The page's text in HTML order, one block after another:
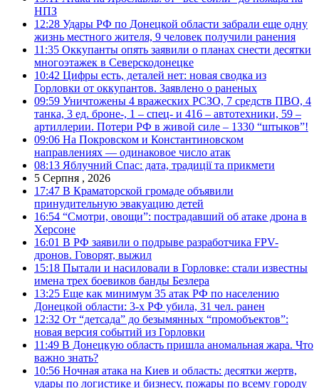
НПЗ
12:28 Удары РФ по Донецкой области забрали еще одну
жизнь местного жителя, 9 человек получили ранения
11:35 Оккупанты опять заявили о планах снести десятки
многоэтажек в Северскодонецке
10:42 Цифры есть, деталей нет: новая сводка из
Горловки от оккупантов. Заявлено о раненых
09:59 Уничтожены 4 вражеских РСЗО, 7 средств ПВО, 4
танка, 3 ед. броне-, 1 – спец- и 416 – автотехники, 59 –
артиллерии. Потери РФ в живой силе – 1330 “штыков”!
09:06 На Покровском и Константиновском
направлениях — одинаковое число атак
08:13 Яблучний Спас: дата, традиції та прикмети
5 Серпня , 2026
17:47 В Краматорской громаде объявили
принудительную эвакуацию детей
16:54 “Смотри, овощи”: пострадавший об атаке дрона в
Херсоне
16:01 В РФ заявили о подрыве разработчика FPV-
дронов. Говорят, выжил
15:18 Пытали и насиловали в Горловке: стали известны
имена трех боевиков банды Безлера
13:25 Еще как минимум 35 атак РФ по населению
Донецкой области: 3-х РФ убила, 31 чел. ранен
12:32 От “детсада” до безымянных “промобъектов”:
новая версия событий из Горловки
11:49 В Донецкую область пришла аномальная жара. Что
важно знать?
10:56 Ночная атака на Киев и область: десятки жертв,
удары по логистике и бизнесу, пожары по всему городу